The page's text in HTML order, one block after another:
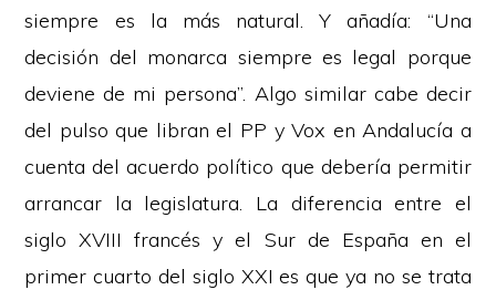
siempre es la más natural. Y añadía: “Una
decisión del monarca siempre es legal porque
deviene de mi persona”. Algo similar cabe decir
del pulso que libran el PP y Vox en Andalucía a
cuenta del acuerdo político que debería permitir
arrancar la legislatura. La diferencia entre el
siglo XVIII francés y el Sur de España en el
primer cuarto del siglo XXI es que ya no se trata